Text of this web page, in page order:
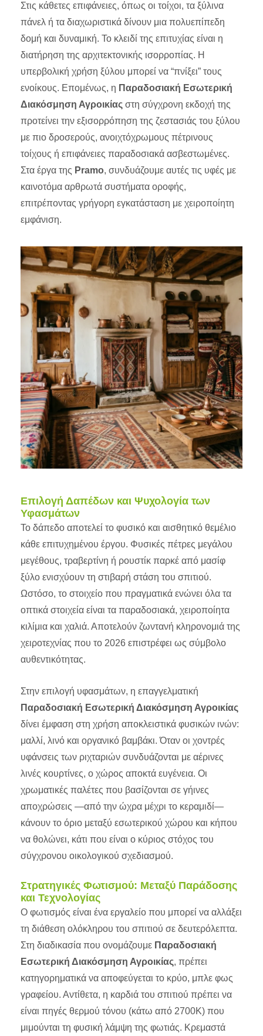
Στις κάθετες επιφάνειες, όπως οι τοίχοι, τα ξύλινα
πάνελ ή τα διαχωριστικά δίνουν μια πολυεπίπεδη
δομή και δυναμική. Το κλειδί της επιτυχίας είναι η
διατήρηση της αρχιτεκτονικής ισορροπίας. Η
υπερβολική χρήση ξύλου μπορεί να “πνίξει” τους
ενοίκους. Επομένως, η Παραδοσιακή Εσωτερική
Διακόσμηση Αγροικίας στη σύγχρονη εκδοχή της
προτείνει την εξισορρόπηση της ζεστασιάς του ξύλου
με πιο δροσερούς, ανοιχτόχρωμους πέτρινους
τοίχους ή επιφάνειες παραδοσιακά ασβεστωμένες.
Στα έργα της Pramo, συνδυάζουμε αυτές τις υφές με
καινοτόμα αρθρωτά συστήματα οροφής,
επιτρέποντας γρήγορη εγκατάσταση με χειροποίητη
εμφάνιση.
Επιλογή Δαπέδων και Ψυχολογία των
Υφασμάτων
Το δάπεδο αποτελεί το φυσικό και αισθητικό θεμέλιο
κάθε επιτυχημένου έργου. Φυσικές πέτρες μεγάλου
μεγέθους, τραβερτίνη ή ρουστίκ παρκέ από μασίφ
ξύλο ενισχύουν τη στιβαρή στάση του σπιτιού.
Ωστόσο, το στοιχείο που πραγματικά ενώνει όλα τα
οπτικά στοιχεία είναι τα παραδοσιακά, χειροποίητα
κιλίμια και χαλιά. Αποτελούν ζωντανή κληρονομιά της
χειροτεχνίας που το 2026 επιστρέφει ως σύμβολο
αυθεντικότητας.
Στην επιλογή υφασμάτων, η επαγγελματική
Παραδοσιακή Εσωτερική Διακόσμηση Αγροικίας
δίνει έμφαση στη χρήση αποκλειστικά φυσικών ινών:
μαλλί, λινό και οργανικό βαμβάκι. Όταν οι χοντρές
υφάνσεις των ριχταριών συνδυάζονται με αέρινες
λινές κουρτίνες, ο χώρος αποκτά ευγένεια. Οι
χρωματικές παλέτες που βασίζονται σε γήινες
αποχρώσεις —από την ώχρα μέχρι το κεραμιδί—
κάνουν το όριο μεταξύ εσωτερικού χώρου και κήπου
να θολώνει, κάτι που είναι ο κύριος στόχος του
σύγχρονου οικολογικού σχεδιασμού.
Στρατηγικές Φωτισμού: Μεταξύ Παράδοσης
και Τεχνολογίας
Ο φωτισμός είναι ένα εργαλείο που μπορεί να αλλάξει
τη διάθεση ολόκληρου του σπιτιού σε δευτερόλεπτα.
Στη διαδικασία που ονομάζουμε Παραδοσιακή
Εσωτερική Διακόσμηση Αγροικίας, πρέπει
κατηγορηματικά να αποφεύγεται το κρύο, μπλε φως
γραφείου. Αντίθετα, η καρδιά του σπιτιού πρέπει να
είναι πηγές θερμού τόνου (κάτω από 2700K) που
μιμούνται τη φυσική λάμψη της φωτιάς. Κρεμαστά